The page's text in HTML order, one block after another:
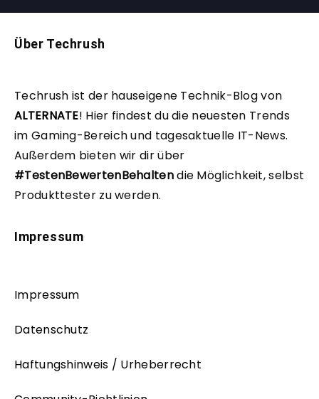
Über Techrush
Techrush ist der hauseigene Technik-Blog von
ALTERNATE! Hier findest du die neuesten Trends
im Gaming-Bereich und tagesaktuelle IT-News.
Außerdem bieten wir dir über
#TestenBewertenBehaltendie Möglichkeit, selbst
Produkttester zu werden.
Impressum
Impressum
Datenschutz
Haftungshinweis / Urheberrecht